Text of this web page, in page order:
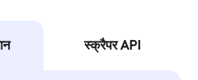
स्क्रैपर API